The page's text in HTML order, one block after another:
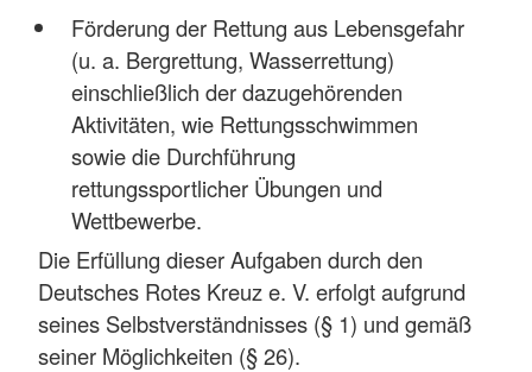
Förderung der Rettung aus Lebensgefahr
(u. a. Bergrettung, Wasserrettung)
einschließlich der dazugehörenden
Aktivitäten, wie Rettungsschwimmen
sowie die Durchführung
rettungssportlicher Übungen und
Wettbewerbe.
Die Erfüllung dieser Aufgaben durch den
Deutsches Rotes Kreuz e. V. erfolgt aufgrund
seines Selbstverständnisses (§ 1) und gemäß
seiner Möglichkeiten (§ 26).